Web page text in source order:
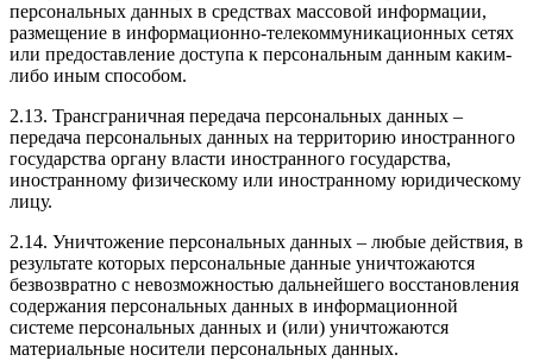
персональных данных в средствах массовой информации,
размещение в информационно-телекоммуникационных сетях
или предоставление доступа к персональным данным каким-
либо иным способом.
2.13. Трансграничная передача персональных данных –
передача персональных данных на территорию иностранного
государства органу власти иностранного государства,
иностранному физическому или иностранному юридическому
лицу.
2.14. Уничтожение персональных данных – любые действия, в
результате которых персональные данные уничтожаются
безвозвратно с невозможностью дальнейшего восстановления
содержания персональных данных в информационной
системе персональных данных и (или) уничтожаются
материальные носители персональных данных.